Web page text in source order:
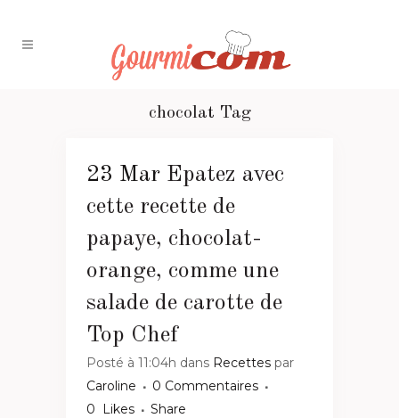
chocolat Tag
23 Mar Epatez avec
cette recette de
papaye, chocolat-
orange, comme une
salade de carotte de
Top Chef
Posté à 11:04h dans Recettes par
Caroline
0 Commentaires
0
Likes Share